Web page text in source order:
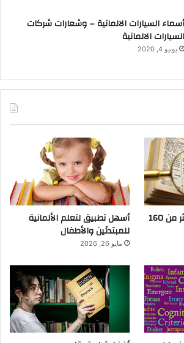
أسماء السيارات الالمانية – وشعارات شركات
السيارات الالمانية
يونيو 4, 2020
أسهل تطبيق لتعلّم أكثر من 160
أسهل تطبيق لتعلم الألمانية
للمبتدئين والأطفال
مايو 26, 2026